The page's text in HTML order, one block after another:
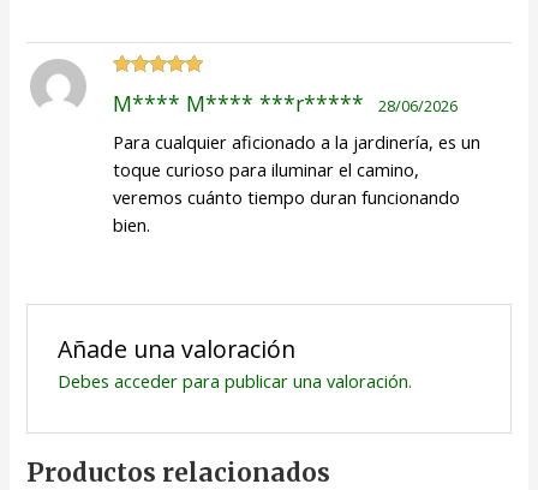
con5de 5
M**** M**** ***r***** 28/06/2026
Para cualquier aficionado a la jardinería, es un
toque curioso para iluminar el camino,
veremos cuánto tiempo duran funcionando
bien.
Añade una valoración
Debes accederpara publicar una valoración.
Productos relacionados